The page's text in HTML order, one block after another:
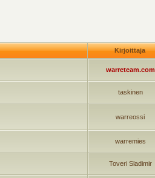
Kirjoittaja
warreteam.com
taskinen
warreossi
warremies
Toveri Sladimir